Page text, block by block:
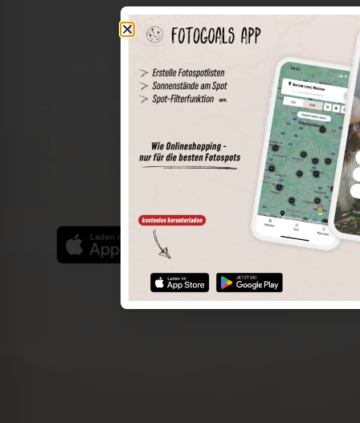
Die Welt der Orte in deiner Tasche
Spots speichern
Sonnenstände am Spot
Spotdetails
Filterfunktion
Finde die besten Fotospots noch einfacher mit unserer
App für iOS und Android und genieße einen größeren